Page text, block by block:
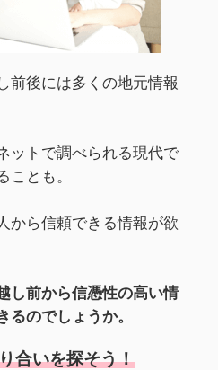
前後には多くの地元情報
ットで調べられる現代で
ことも。
から信頼できる情報が欲
し前から信憑性の高い情
るのでしょうか。
合いを探そう！